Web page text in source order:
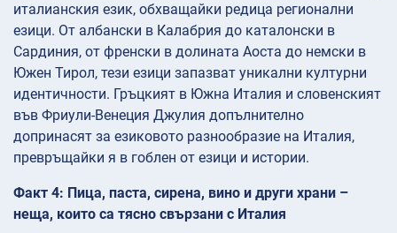
италианския език, обхващайки редица регионални
езици. От албански в Калабрия до каталонски в
Сардиния, от френски в долината Аоста до немски в
Южен Тирол, тези езици запазват уникални културни
идентичности. Гръцкият в Южна Италия и словенският
във Фриули-Венеция Джулия допълнително
допринасят за езиковото разнообразие на Италия,
превръщайки я в гоблен от езици и истории.
Факт 4: Пица, паста, сирена, вино и други храни –
неща, които са тясно свързани с Италия